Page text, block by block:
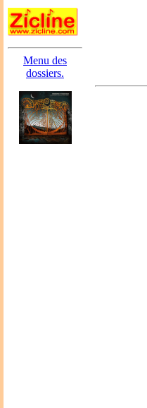
Menu des
dossiers.